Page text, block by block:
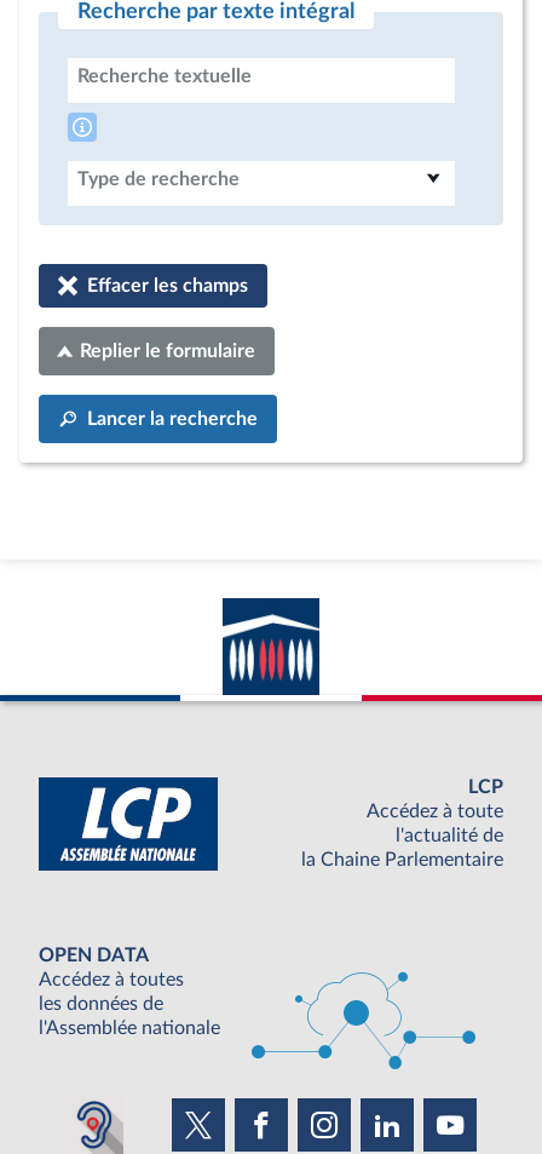
Recherche par texte intégral
Recherche textuelle
Type de recherche
Effacer les champs
Replier le formulaire
Lancer la recherche
LCP
Accédez à toute
l'actualité de
la Chaine Parlementaire
OPEN DATA
Accédez à toutes
les données de
l'Assemblée nationale